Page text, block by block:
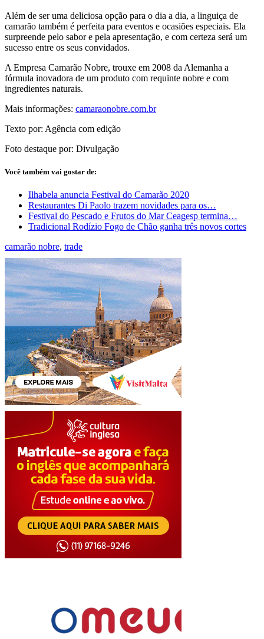
Além de ser uma deliciosa opção para o dia a dia, a linguiça de
camarão também é perfeita para eventos e ocasiões especiais. Ela
surpreende pelo sabor e pela apresentação, e com certeza será um
sucesso entre os seus convidados.
A Empresa Camarão Nobre, trouxe em 2008 da Alemanha a
fórmula inovadora de um produto com requinte nobre e com
ingredientes naturais.
Mais informações: camaraonobre.com.br
Texto por: Agência com edição
Foto destaque por: Divulgação
Você também vai gostar de:
Ilhabela anuncia Festival do Camarão 2020
Restaurantes Di Paolo trazem novidades para os…
Festival do Pescado e Frutos do Mar Ceagesp termina…
Tradicional Rodízio Fogo de Chão ganha três novos cortes
camarão nobre, trade